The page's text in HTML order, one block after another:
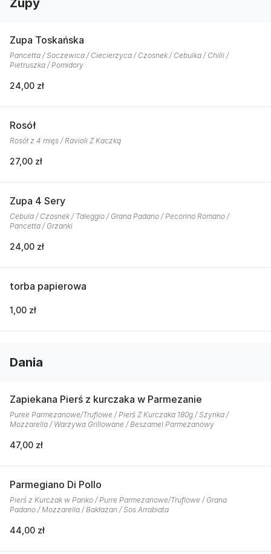
Zupy
Zupa Toskańska
Pancetta / Soczewica / Ciecierzyca / Czosnek / Cebulka / Chilli /
Pietruszka / Pomidory
24,00 zł
Rosół
Rosół z 4 mięs / Ravioli Z Kaczką
27,00 zł
Zupa 4 Sery
Cebula / Czosnek / Taleggio / Grana Padano / Pecorino Romano /
Pancetta / Grzanki
24,00 zł
torba papierowa
1,00 zł
Dania
Zapiekana Pierś z kurczaka w Parmezanie
Puree Parmezanowe/Truflowe / Pierś Z Kurczaka 180g / Szynka /
Mozzarella / Warzywa Grillowane / Beszamel Parmezanowy
47,00 zł
Parmegiano Di Pollo
Pierś z Kurczak w Panko / Purre Parmezanowe/Truflowe / Grana
Padano / Mozzarella / Bakłażan / Sos Arrabiata
44,00 zł